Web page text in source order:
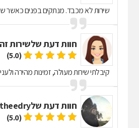
שירות לא מכבד. מנתקים בפנים כאשר
חוות דעת שלשירות
(5.0)
קיבלתי שירות מעולה, זמינות מהירה
חוות דעת שלtheedry
(5.0)